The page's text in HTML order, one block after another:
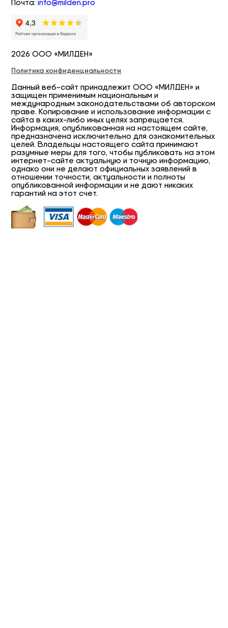
Почта:info@milden.pro
2026 ООО «МИЛДЕН»
Политика конфиденциальности
Данный веб-сайт принадлежит ООО «МИЛДЕН» и
защищен применимым национальным и
международным законодательствами об авторском
праве. Копирование и использование информации с
сайта в каких-либо иных целях запрещается.
Информация, опубликованная на настоящем сайте,
предназначена исключительно для ознакомительных
целей. Владельцы настоящего сайта принимают
разумные меры для того, чтобы публиковать на этом
интернет-сайте актуальную и точную информацию,
однако они не делают официальных заявлений в
отношении точности, актуальности и полноты
опубликованной информации и не дают никаких
гарантий на этот счет.